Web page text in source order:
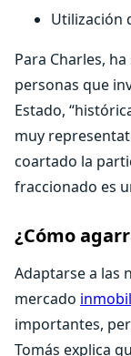
Utilización
Para Charles,
personas que
Estado,
muy
coartado la
fraccionado es
¿Cómo
Adaptarse a las
mercado
importantes,
Tomás explica